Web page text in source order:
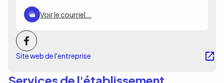
Voir le courriel...
Site web de l'entreprise
Services de l'établissement